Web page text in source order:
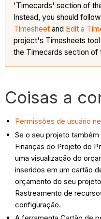
'Timecards' section of
Instead, you should
Timesheet and Edit a
project's Timesheets
the Timecards section
Coisas a
Permissões de usuário
Se o seu projeto
Finanças do Projeto do
uma visualização do
inseridos em um cartão
orçamento do seu
Rastreamento de
configuração.